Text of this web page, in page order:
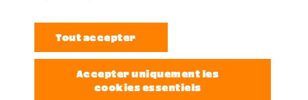
traitement des éventuelles données à caractère
personnel.
Droit de consultation, correction ou suppression de vos